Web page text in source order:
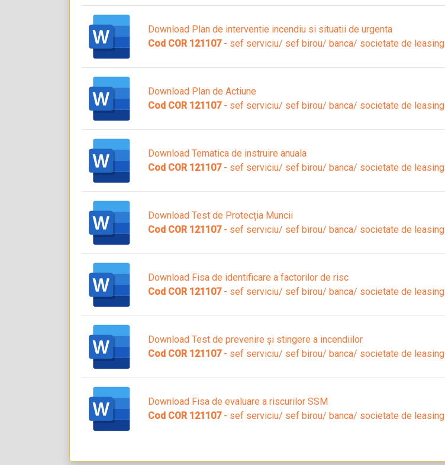
Download Plan de interventie incendiu si situatii de urgenta
Cod COR 121107- sef serviciu/ sef birou/ banca/ societate de leasing
Download Plan de Actiune
Cod COR 121107- sef serviciu/ sef birou/ banca/ societate de leasing
Download Tematica de instruire anuala
Cod COR 121107- sef serviciu/ sef birou/ banca/ societate de leasing
Download Test de Protecția Muncii
Cod COR 121107- sef serviciu/ sef birou/ banca/ societate de leasing
Download Fisa de identificare a factorilor de risc
Cod COR 121107- sef serviciu/ sef birou/ banca/ societate de leasing
Download Test de prevenire și stingere a incendiilor
Cod COR 121107- sef serviciu/ sef birou/ banca/ societate de leasing
Download Fisa de evaluare a riscurilor SSM
Cod COR 121107- sef serviciu/ sef birou/ banca/ societate de leasing